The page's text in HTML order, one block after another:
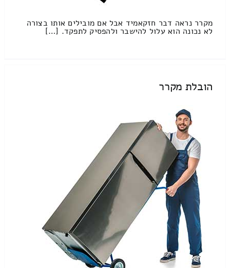
מקרר נראה דבר חזקאמיד אבל אם מובילים אותו בצורה
לא נכונה הוא עלול להישבר ולהפסיק לתפקד. […]
הובלת מקרר